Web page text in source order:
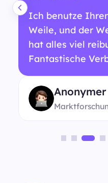
Ich benutze
Weile, und der
hat alles viel
Fantastische